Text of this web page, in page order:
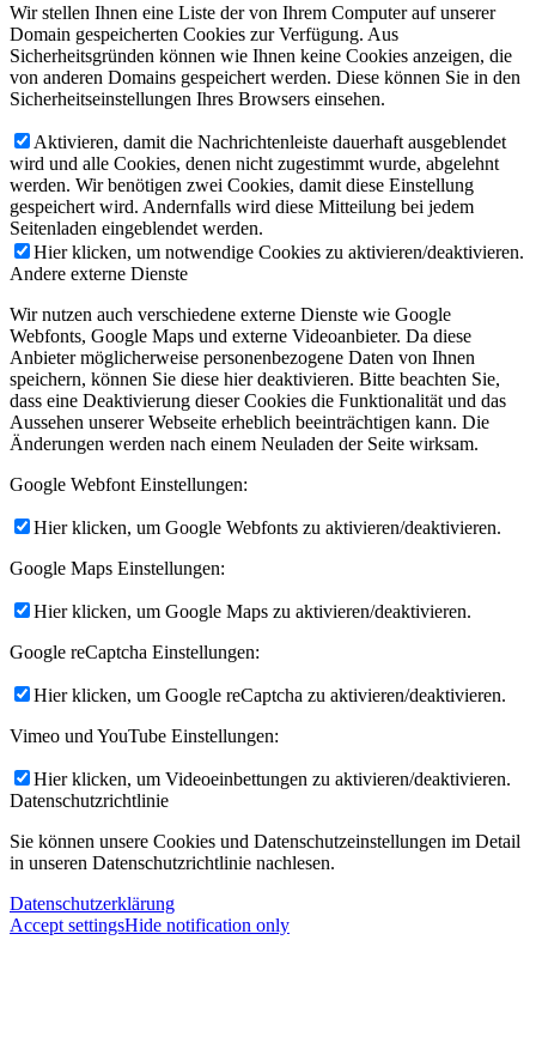
Wir stellen Ihnen eine Liste der von Ihrem Computer auf unserer
Domain gespeicherten Cookies zur Verfügung. Aus
Sicherheitsgründen können wie Ihnen keine Cookies anzeigen, die
von anderen Domains gespeichert werden. Diese können Sie in den
Sicherheitseinstellungen Ihres Browsers einsehen.
Aktivieren, damit die Nachrichtenleiste dauerhaft ausgeblendet
wird und alle Cookies, denen nicht zugestimmt wurde, abgelehnt
werden. Wir benötigen zwei Cookies, damit diese Einstellung
gespeichert wird. Andernfalls wird diese Mitteilung bei jedem
Seitenladen eingeblendet werden.
Hier klicken, um notwendige Cookies zu aktivieren/deaktivieren.
Andere externe Dienste
Wir nutzen auch verschiedene externe Dienste wie Google
Webfonts, Google Maps und externe Videoanbieter. Da diese
Anbieter möglicherweise personenbezogene Daten von Ihnen
speichern, können Sie diese hier deaktivieren. Bitte beachten Sie,
dass eine Deaktivierung dieser Cookies die Funktionalität und das
Aussehen unserer Webseite erheblich beeinträchtigen kann. Die
Änderungen werden nach einem Neuladen der Seite wirksam.
Google Webfont Einstellungen:
Hier klicken, um Google Webfonts zu aktivieren/deaktivieren.
Google Maps Einstellungen:
Hier klicken, um Google Maps zu aktivieren/deaktivieren.
Google reCaptcha Einstellungen:
Hier klicken, um Google reCaptcha zu aktivieren/deaktivieren.
Vimeo und YouTube Einstellungen:
Hier klicken, um Videoeinbettungen zu aktivieren/deaktivieren.
Datenschutzrichtlinie
Sie können unsere Cookies und Datenschutzeinstellungen im Detail
in unseren Datenschutzrichtlinie nachlesen.
Datenschutzerklärung
Accept settingsHide notification only